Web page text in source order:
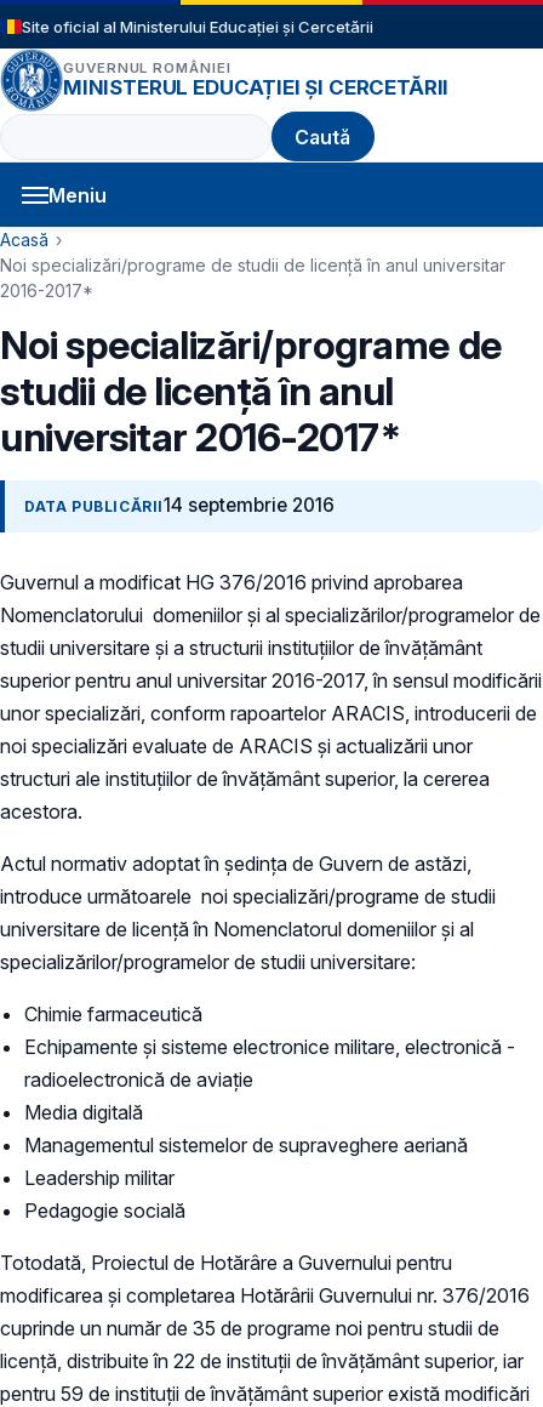
Sari la conținutul principal
Site oficial al Ministerului Educației și Cercetării
GUVERNUL ROMÂNIEI
MINISTERUL EDUCAȚIEI ȘI CERCETĂRII
Caută
Meniu
Navigație principală
Cale de navigare
Acasă
Noi specializări/programe de studii de licenţă în anul universitar
2016-2017*
Noi specializări/programe de
studii de licenţă în anul
universitar 2016-2017*
DATA PUBLICĂRII14 septembrie 2016
Guvernul a modificat HG 376/2016 privind aprobarea
Nomenclatorului domeniilor și al specializărilor/programelor de
studii universitare și a structurii instituțiilor de învățământ
superior pentru anul universitar 2016-2017, în sensul modificării
unor specializări, conform rapoartelor ARACIS, introducerii de
noi specializări evaluate de ARACIS și actualizării unor
structuri ale instituțiilor de învățământ superior, la cererea
acestora.
Actul normativ adoptat în ședința de Guvern de astăzi,
introduce următoarele noi specializări/programe de studii
universitare de licență în Nomenclatorul domeniilor şi al
specializărilor/programelor de studii universitare:
Chimie farmaceutică
Echipamente şi sisteme electronice militare, electronică -
radioelectronică de aviație
Media digitală
Managementul sistemelor de supraveghere aeriană
Leadership militar
Pedagogie socială
Totodată, Proiectul de Hotărâre a Guvernului pentru
modificarea şi completarea Hotărârii Guvernului nr. 376/2016
cuprinde un număr de 35 de programe noi pentru studii de
licență, distribuite în 22 de instituții de învățământ superior, iar
pentru 59 de instituții de învățământ superior există modificări